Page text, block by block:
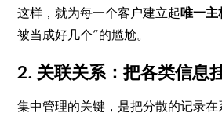
这样，就为每一个客户建立起唯一主
被当成好几个”的尴尬。
2. 关联关系：把各类信息
集中管理的关键，是把分散的记录在